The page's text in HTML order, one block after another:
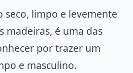
seco, limpo e levemente
madeiras, é uma das
por trazer um
e masculino.